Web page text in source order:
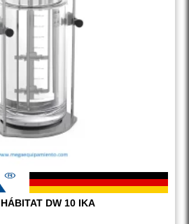
DW 10 IKA